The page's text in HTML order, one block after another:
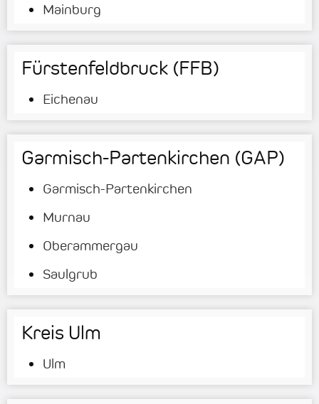
Mainburg
Fürstenfeldbruck (FFB)
Eichenau
Garmisch-Partenkirchen (GAP)
Garmisch-Partenkirchen
Murnau
Oberammergau
Saulgrub
Kreis Ulm
Ulm